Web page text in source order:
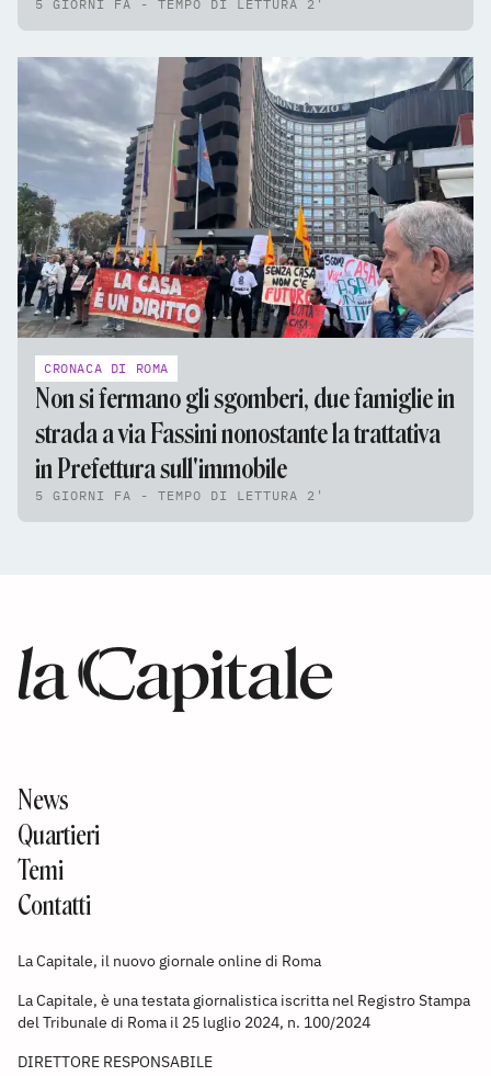
5 GIORNI FA - TEMPO DI LETTURA 2'
CRONACA DI ROMA
Non si fermano gli sgomberi, due famiglie in
strada a via Fassini nonostante la trattativa
in Prefettura sull'immobile
5 GIORNI FA - TEMPO DI LETTURA 2'
News
Quartieri
Temi
Contatti
La Capitale, il nuovo giornale online di Roma
La Capitale, è una testata giornalistica iscritta nel Registro Stampa
del Tribunale di Roma il 25 luglio 2024, n. 100/2024
DIRETTORE RESPONSABILE